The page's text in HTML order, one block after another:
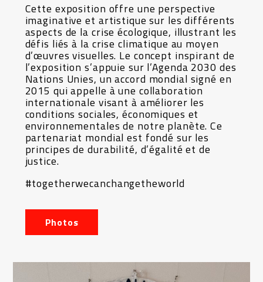
Cette exposition offre une perspective
imaginative et artistique sur les différents
aspects de la crise écologique, illustrant les
défis liés à la crise climatique au moyen
d’œuvres visuelles. Le concept inspirant de
l’exposition s’appuie sur l’Agenda 2030 des
Nations Unies, un accord mondial signé en
2015 qui appelle à une collaboration
internationale visant à améliorer les
conditions sociales, économiques et
environnementales de notre planète. Ce
partenariat mondial est fondé sur les
principes de durabilité, d’égalité et de
justice.
#togetherwecanchangetheworld
Photos